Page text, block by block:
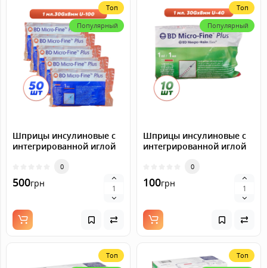
Топ
Популярный
Шприцы инсулиновые с
интегрированной иглой
100 (8 мм х 30G), 50 шт.
0
500грн
Топ
Популярный
Шприцы инсулиновые с
интегрированной иглой
40 (8 мм х 30G), 10 шт.
0
100грн
Топ
Топ